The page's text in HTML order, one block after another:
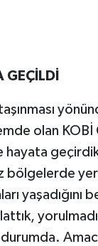
olan KOBİ
hayata
bölgelerde yer
yaşadığını